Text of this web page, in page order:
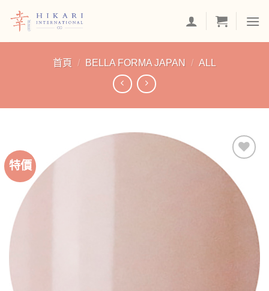
首頁 / BELLA FORMA JAPAN / ALL
特價
「願
望清
單」